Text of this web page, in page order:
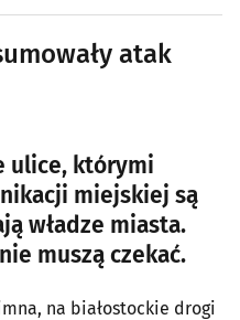
atak
ulice, którymi
miejskiej są
władze miasta.
muszą czekać.
na białostockie drogi